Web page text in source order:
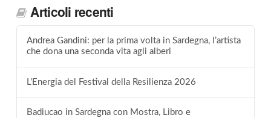
Articoli recenti
Andrea Gandini: per la prima volta in Sardegna, l’artista
che dona una seconda vita agli alberi
L’Energia del Festival della Resilienza 2026
Badiucao in Sardegna con Mostra, Libro e